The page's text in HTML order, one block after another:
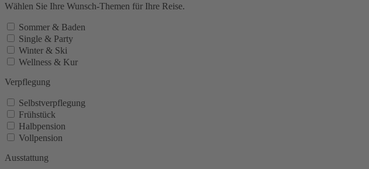
Wählen Sie Ihre Wunsch-Themen für Ihre Reise.
Sommer & Baden
Single & Party
Winter & Ski
Wellness & Kur
Verpflegung
Selbstverpflegung
Frühstück
Halbpension
Vollpension
Ausstattung